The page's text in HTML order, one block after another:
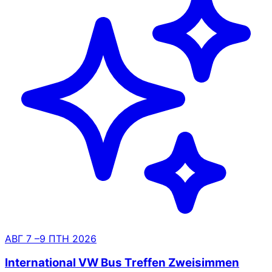
АВГ 7 –9 ПТН 2026
International VW Bus Treffen Zweisimmen